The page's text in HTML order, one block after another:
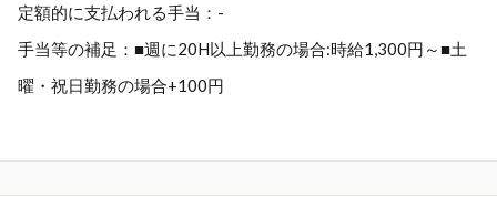
定額的に支払われる手当：-
手当等の補足：■週に20H以上勤務の場合:時給1,300円～■土
曜・祝日勤務の場合+100円